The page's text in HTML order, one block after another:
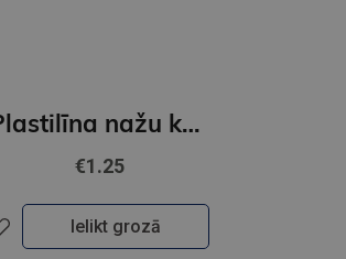
Plastilīna nažu komplekts,3gb.SHARP
€1.25
Ielikt grozā